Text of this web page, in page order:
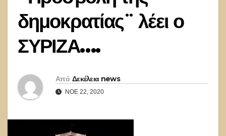
δημοκρατίας¨ λέει ο
ΣΥΡΙΖΑ….
Από Δεκέλεια news
ΝΟΈ 22, 2020